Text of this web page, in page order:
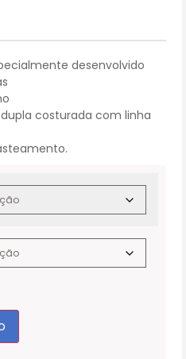
desenvolvido
costurada com linha